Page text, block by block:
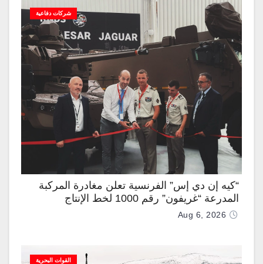
شركات دفاعية
“كيه إن دي إس” الفرنسية تعلن مغادرة المركبة
المدرعة “غريفون” رقم 1000 لخط الإنتاج
Aug 6, 2026
القوات البحرية